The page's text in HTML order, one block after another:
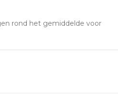
rond het gemiddelde voor